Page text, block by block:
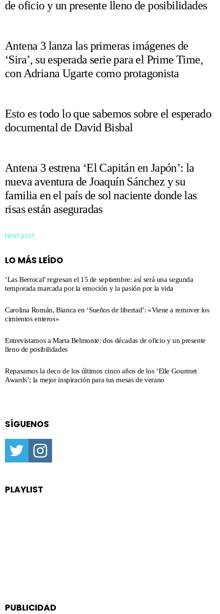
de oficio y un presente lleno de posibilidades
Antena 3 lanza las primeras imágenes de
‘Sira’, su esperada serie para el Prime Time,
con Adriana Ugarte como protagonista
Esto es todo lo que sabemos sobre el esperado
documental de David Bisbal
Antena 3 estrena ‘El Capitán en Japón’: la
nueva aventura de Joaquín Sánchez y su
familia en el país de sol naciente donde las
risas están aseguradas
Next post
LO MÁS LEÍDO
‘Las Berrocal’ regresan el 15 de septiembre: así será una segunda
temporada marcada por la emoción y la pasión por la vida
Carolina Román, Bianca en ‘Sueños de libertad’: «Viene a remover los
cimientos enteros»
Entrevistamos a Marta Belmonte: dos décadas de oficio y un presente
lleno de posibilidades
Repasamos la deco de los últimos cinco años de los ‘Elle Gourmet
Awards’; la mejor inspiración para tus mesas de verano
SÍGUENOS
twitter instagram
PLAYLIST
PUBLICIDAD